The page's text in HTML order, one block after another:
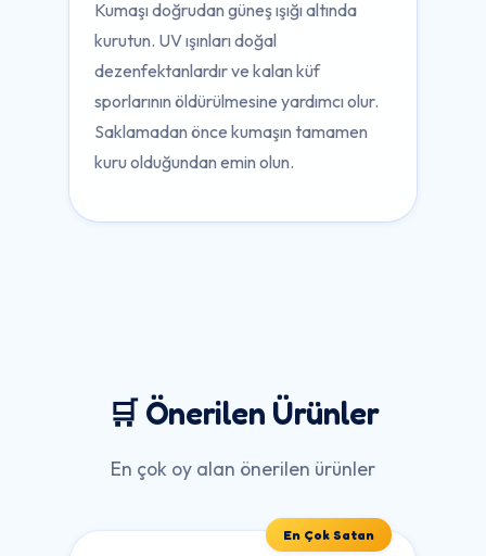
Kumaşı doğrudan güneş ışığı altında
kurutun. UV ışınları doğal
dezenfektanlardır ve kalan küf
sporlarının öldürülmesine yardımcı olur.
Saklamadan önce kumaşın tamamen
kuru olduğundan emin olun.
🛒 Önerilen Ürünler
En çok oy alan önerilen ürünler
En Çok Satan